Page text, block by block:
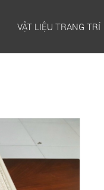
VẬT LIỆU TRANG TRÍ